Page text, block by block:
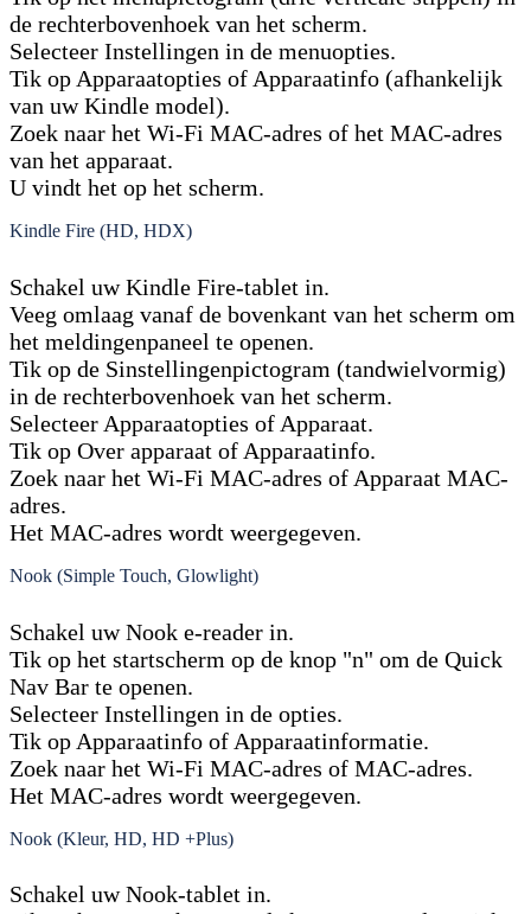
de rechterbovenhoek van het scherm.
Selecteer Instellingen in de menuopties.
Tik op Apparaatopties of Apparaatinfo (afhankelijk
van uw Kindle model).
Zoek naar het Wi-Fi MAC-adres of het MAC-adres
van het apparaat.
U vindt het op het scherm.
Kindle Fire (HD, HDX)
Schakel uw Kindle Fire-tablet in.
Veeg omlaag vanaf de bovenkant van het scherm om
het meldingenpaneel te openen.
Tik op de Sinstellingenpictogram (tandwielvormig)
in de rechterbovenhoek van het scherm.
Selecteer Apparaatopties of Apparaat.
Tik op Over apparaat of Apparaatinfo.
Zoek naar het Wi-Fi MAC-adres of Apparaat MAC-
adres.
Het MAC-adres wordt weergegeven.
Nook (Simple Touch, Glowlight)
Schakel uw Nook e-reader in.
Tik op het startscherm op de knop "n" om de Quick
Nav Bar te openen.
Selecteer Instellingen in de opties.
Tik op Apparaatinfo of Apparaatinformatie.
Zoek naar het Wi-Fi MAC-adres of MAC-adres.
Het MAC-adres wordt weergegeven.
Nook (Kleur, HD, HD +Plus)
Schakel uw Nook-tablet in.